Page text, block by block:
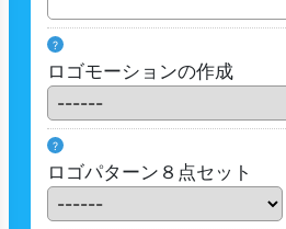
?
ロゴモーションの作成
?
ロゴパターン８点セット